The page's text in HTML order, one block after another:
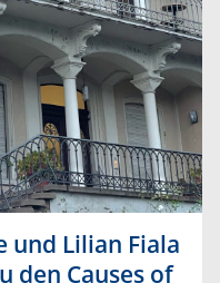
und Lilian Fiala
den Causes of